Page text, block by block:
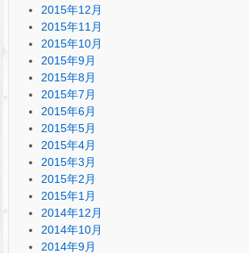
2015年12月
2015年11月
2015年10月
2015年9月
2015年8月
2015年7月
2015年6月
2015年5月
2015年4月
2015年3月
2015年2月
2015年1月
2014年12月
2014年10月
2014年9月